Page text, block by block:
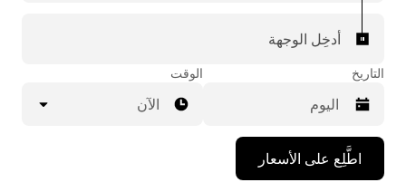
أدخِل الوجهة
التاريخ
اضغط
على
مفتاح
الوقت
الآن
اطَّلِع على الأسعار